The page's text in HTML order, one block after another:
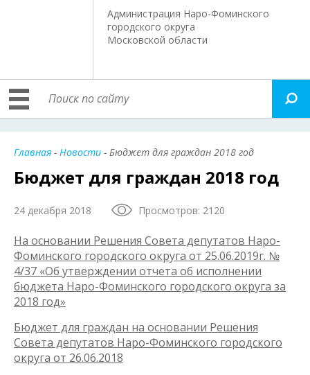
Администрация Наро-Фоминского
городского округа
Московской области
Главная - Новости - Бюджет для граждан 2018 год
Бюджет для граждан 2018 год
24 декабря 2018 Просмотров: 2120
На основании Решения Совета депутатов Наро-
Фоминского городского округа от 25.06.2019г. №
4/37 «Об утверждении отчета об исполнении
бюджета Наро-Фоминского городского округа за
2018 год»
Бюджет для граждан на основании Решения
Совета депутатов Наро-Фоминского городского
округа от 26.06.2018